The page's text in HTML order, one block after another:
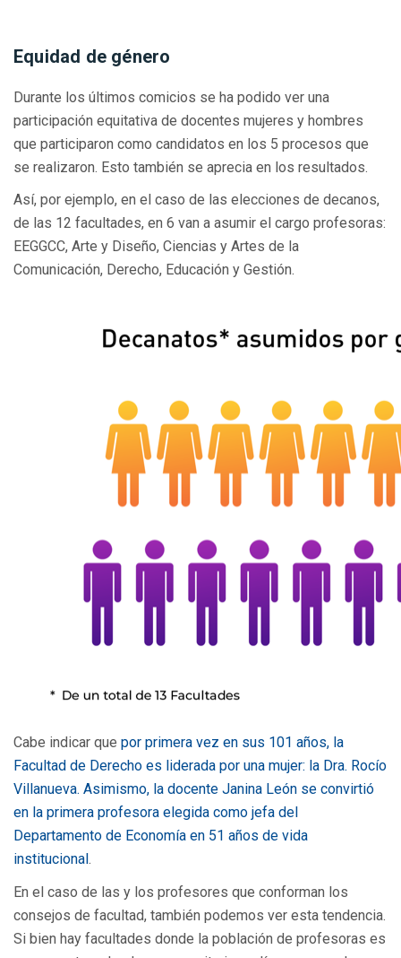
Equidad de género
Durante los últimos comicios se ha podido ver una
participación equitativa de docentes mujeres y hombres
que participaron como candidatos en los 5 procesos que
se realizaron. Esto también se aprecia en los resultados.
Así, por ejemplo, en el caso de las elecciones de decanos,
de las 12 facultades, en 6 van a asumir el cargo profesoras:
EEGGCC, Arte y Diseño, Ciencias y Artes de la
Comunicación, Derecho, Educación y Gestión.
Cabe indicar que por primera vez en sus 101 años, la
Facultad de Derecho es liderada por una mujer: la Dra. Rocío
Villanueva. Asimismo, la docente Janina León se convirtió
en la primera profesora elegida como jefa del
Departamento de Economía en 51 años de vida
institucional.
En el caso de las y los profesores que conforman los
consejos de facultad, también podemos ver esta tendencia.
Si bien hay facultades donde la población de profesoras es